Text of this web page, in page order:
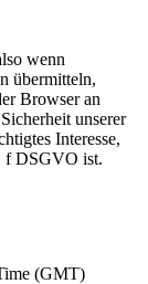
wenn
übermitteln,
Browser an
unserer
Interesse,
f DSGVO ist.
(GMT)